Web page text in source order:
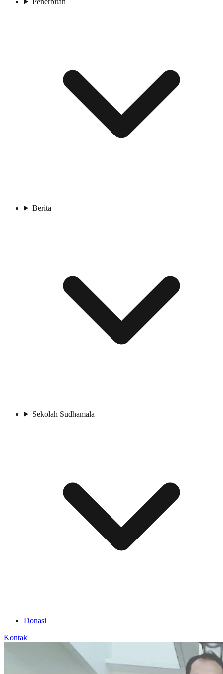
Penerbitan
Berita
Sekolah Sudhamala
Donasi
Kontak